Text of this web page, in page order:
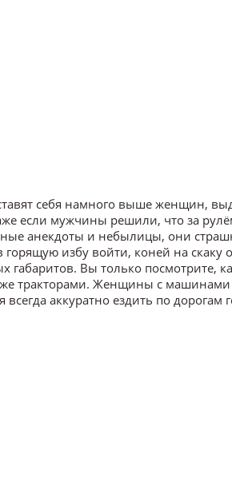
себя намного выше женщин,
если мужчины решили, что за
анекдоты и небылицы, они
горящую избу войти, коней на скаку
габаритов. Вы только посмотрите,
тракторами. Женщины с машинами
аккуратно ездить по дорогам